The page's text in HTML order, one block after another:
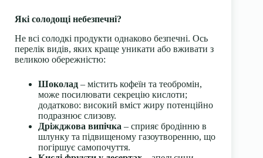
Які солодощі небезпечні?
Не всі солодкі продукти однаково безпечні. Ось
перелік видів, яких краще уникати або вживати з
великою обережністю:
Шоколад – містить кофеїн та теобромін,
може посилювати секрецію кислоти;
додатково: високий вміст жиру потенційно
подразнює слизову.
Дріжджова випічка – сприяє бродінню в
шлунку та підвищеному газоутворенню, що
погіршує самопочуття.